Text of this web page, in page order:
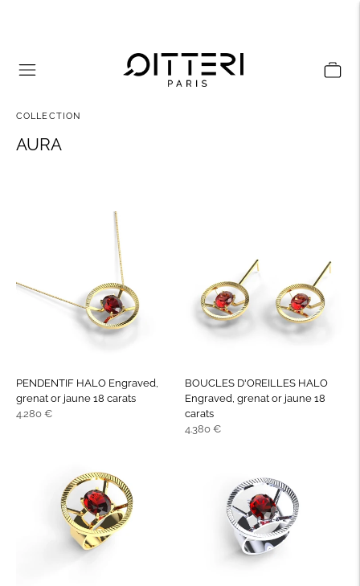
COLLECTION
AURA
PENDENTIF HALO Engraved,
grenat or jaune 18 carats
Prix
4.280 €
BOUCLES D'OREILLES HALO
Engraved, grenat or jaune 18
carats
Prix
4.380 €